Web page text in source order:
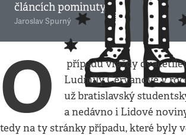
článcích pominuty.
Jaroslav Spurný
O
případu vraždy
Ludmily Cervanové v
už bratislavský
a nedávno i Lidové
tedy na ty stránky případu, které byly